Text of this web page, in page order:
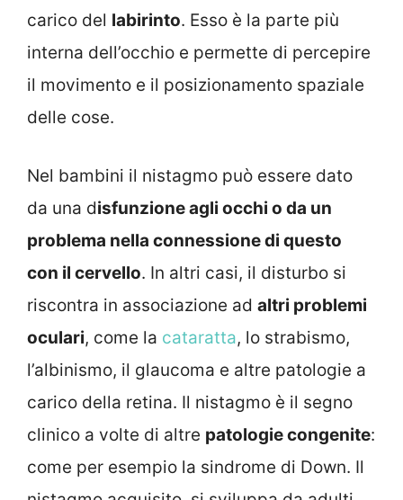
carico del labirinto. Esso è la parte più
interna dell’occhio e permette di percepire
il movimento e il posizionamento spaziale
delle cose.
Nel bambini il nistagmo può essere dato
da una disfunzione agli occhi o da un
problema nella connessione di questo
con il cervello. In altri casi, il disturbo si
riscontra in associazione ad altri problemi
oculari, come la cataratta, lo strabismo,
l’albinismo, il glaucoma e altre patologie a
carico della retina. Il nistagmo è il segno
clinico a volte di altre patologie congenite:
come per esempio la sindrome di Down. Il